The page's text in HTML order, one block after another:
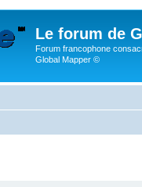
Le forum de
Forum francophone
Global Mapper ©